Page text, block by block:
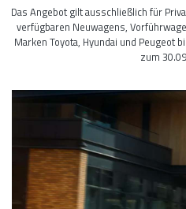
Das Angebot gilt ausschließlich für
verfügbaren Neuwagens,
Marken Toyota, Hyundai und Peugeot
zum